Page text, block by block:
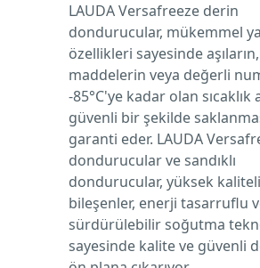
LAUDA Versafreeze derin
dondurucular, mükemmel
özellikleri sayesinde
maddelerin veya değerli
-85°C'ye kadar olan sıcaklık
güvenli bir şekilde
garanti eder. LAUDA
dondurucular ve sandıklı
dondurucular, yüksek kaliteli
bileşenler, enerji tasarruflu
sürdürülebilir soğutma
sayesinde kalite ve güvenli